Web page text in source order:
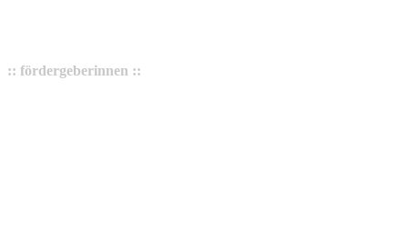
:: fördergeberinnen ::